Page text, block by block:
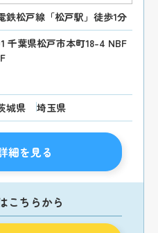
鉄松戸線「松戸駅」徒歩1分
千葉県松戸市本町18-4 NBF
城県 埼玉県
細を見る
こちらから